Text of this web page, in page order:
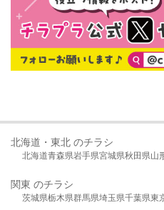
北海道・東北 のチラシ
北海道青森県岩手県宮城県秋田県山
関東 のチラシ
茨城県栃木県群馬県埼玉県千葉県東